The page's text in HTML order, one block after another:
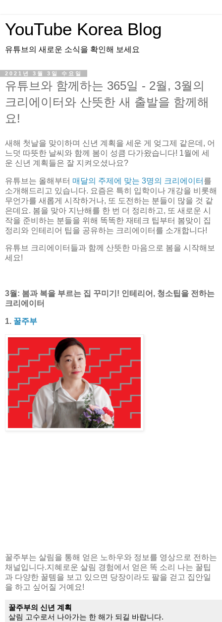
YouTube Korea Blog
유튜브의 새로운 소식을 확인해 보세요
2021년 3월 3일 수요일
유튜브와 함께하는 365일 - 2월, 3월의
크리에이터와 산뜻한 새 출발을 함께해
요!
새해 첫날을 맞이하며 신년 계획을 세운 게 엊그제 같은데, 어
느덧 따뜻한 날씨와 함께 봄이 성큼 다가왔습니다! 1월에 세
운 신년 계획들은 잘 지켜오셨나요?
유튜브는 올해부터 매달의 주제에 맞는 3명의 크리에이터 를
소개해드리고 있습니다. 요즘은 특히 입학이나 개강을 비롯해
무언가를 새롭게 시작하거나, 또 도전하는 분들이 많을 것 같
은데요. 봄을 맞아 지난해를 한 번 더 정리하고, 또 새로운 시
작을 준비하는 분들을 위해 똑똑한 재테크 팁부터 봄맞이 집
정리와 인테리어 팁을 공유하는 크리에이터를 소개합니다!
유튜브 크리에이터들과 함께 산뜻한 마음으로 봄을 시작해보
세요!
3월: 봄과 복을 부르는 집 꾸미기! 인테리어, 청소팁을 전하는
크리에이터
1. 꿀주부
꿀주부는 살림을 통해 얻은 노하우와 정보를 영상으로 전하는
채널입니다.지혜로운 살림 경험에서 얻은 똑 소리 나는 꿀팁
과 다양한 꿀템을 보고 있으면 당장이라도 팔을 걷고 집안일
을 하고 싶어질 거예요!
꿀주부의 신년 계획
살림 고수로서 나아가는 한 해가 되길 바랍니다.